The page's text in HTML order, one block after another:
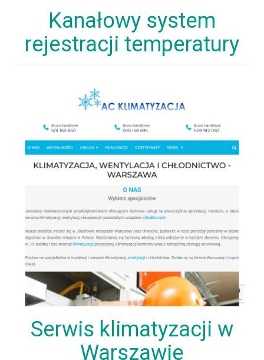
Kanałowy system
rejestracji temperatury
Serwis klimatyzacji w
Warszawie